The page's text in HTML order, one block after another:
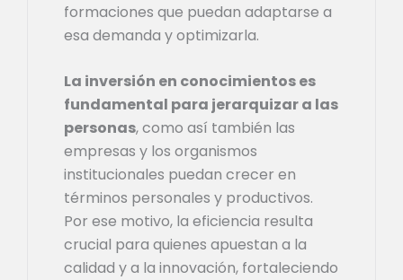
formaciones que puedan adaptarse a
esa demanda y optimizarla.
La inversión en conocimientos es
fundamental para jerarquizar a las
personas, como así también las
empresas y los organismos
institucionales puedan crecer en
términos personales y productivos.
Por ese motivo, la eficiencia resulta
crucial para quienes apuestan a la
calidad y a la innovación, fortaleciendo